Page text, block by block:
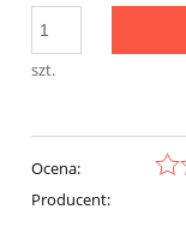
szt.
Ocena:
Producent: